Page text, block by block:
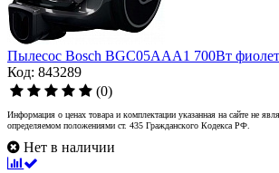
Пылесос Bosch BGC05AAA1 700Вт
Код: 843289
(0)
Информация о ценах товара и комплектации указанная на сайте не
определяемом положениями ст. 435 Гражданского Кодекса РФ.
Нет в наличии